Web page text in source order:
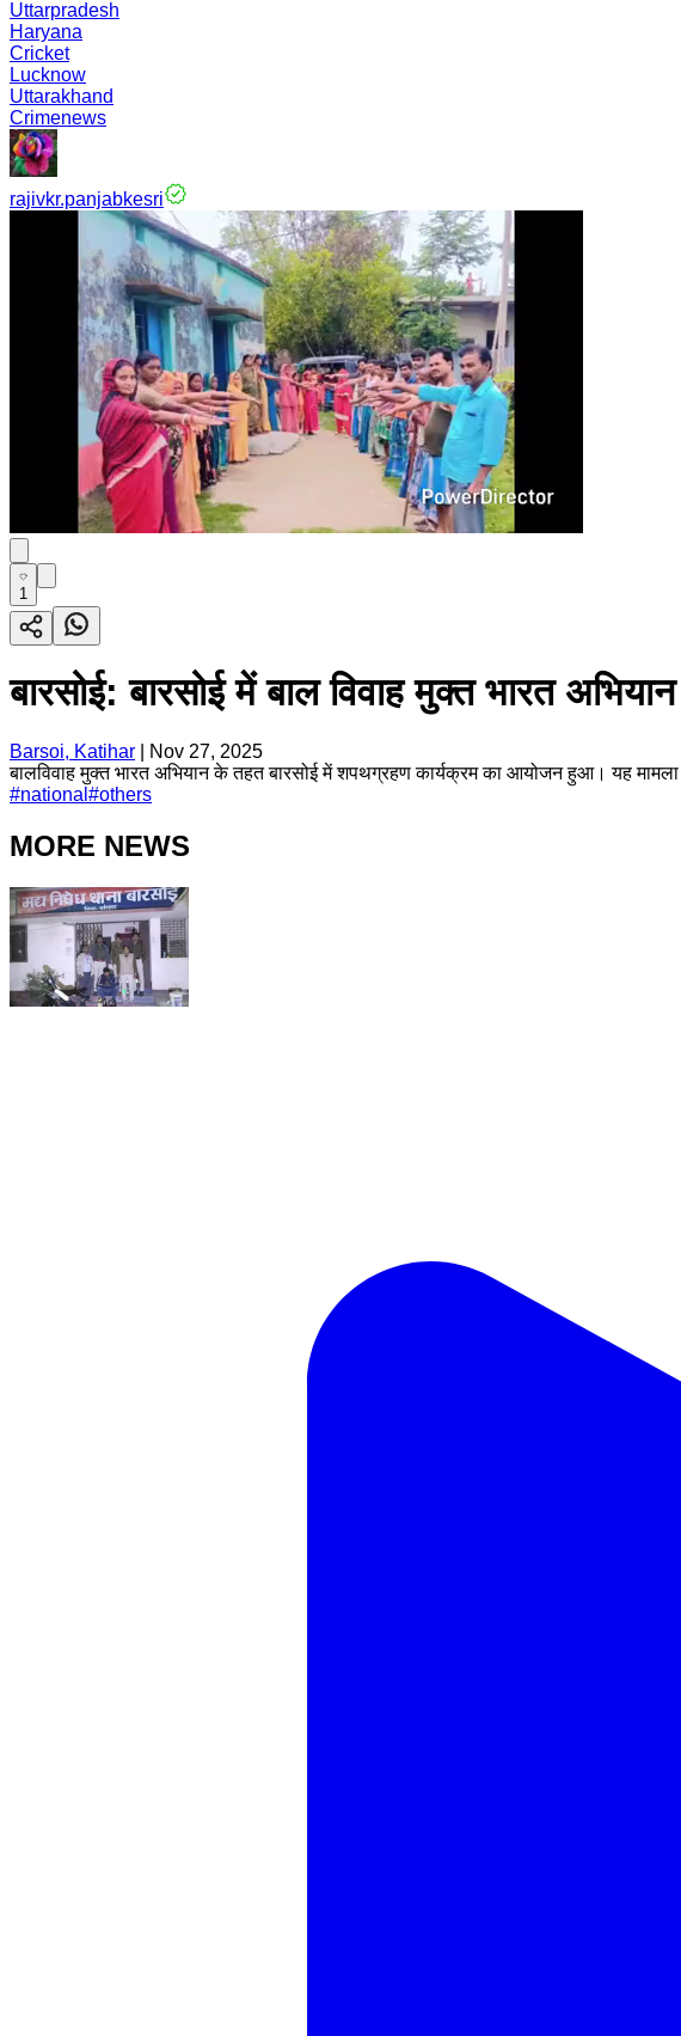
Uttarpradesh
Haryana
Cricket
Lucknow
Uttarakhand
Crimenews
rajivkr.panjabkesri
1
बारसोई: बारसोई में बाल विवाह मुक्त भारत
Barsoi, Katihar
Nov 27, 2025
बालविवाह मुक्त भारत अभियान के तहत बारसोई में शपथग्रहण कार्यक्रम का आयोजन हुआ। यह
#national #others
MORE NEWS